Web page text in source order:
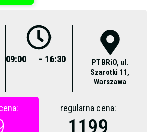
09:00 - 16:30
PTBRiO, ul.
Szarotki 11,
Warszawa
regularna cena:
1199